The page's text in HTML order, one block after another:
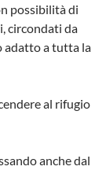
possibilità di
circondati da
adatto a tutta la
al rifugio
anche dal